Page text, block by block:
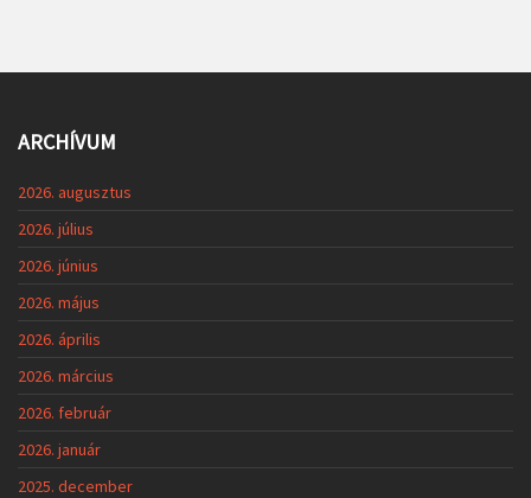
ARCHÍVUM
2026. augusztus
2026. július
2026. június
2026. május
2026. április
2026. március
2026. február
2026. január
2025. december